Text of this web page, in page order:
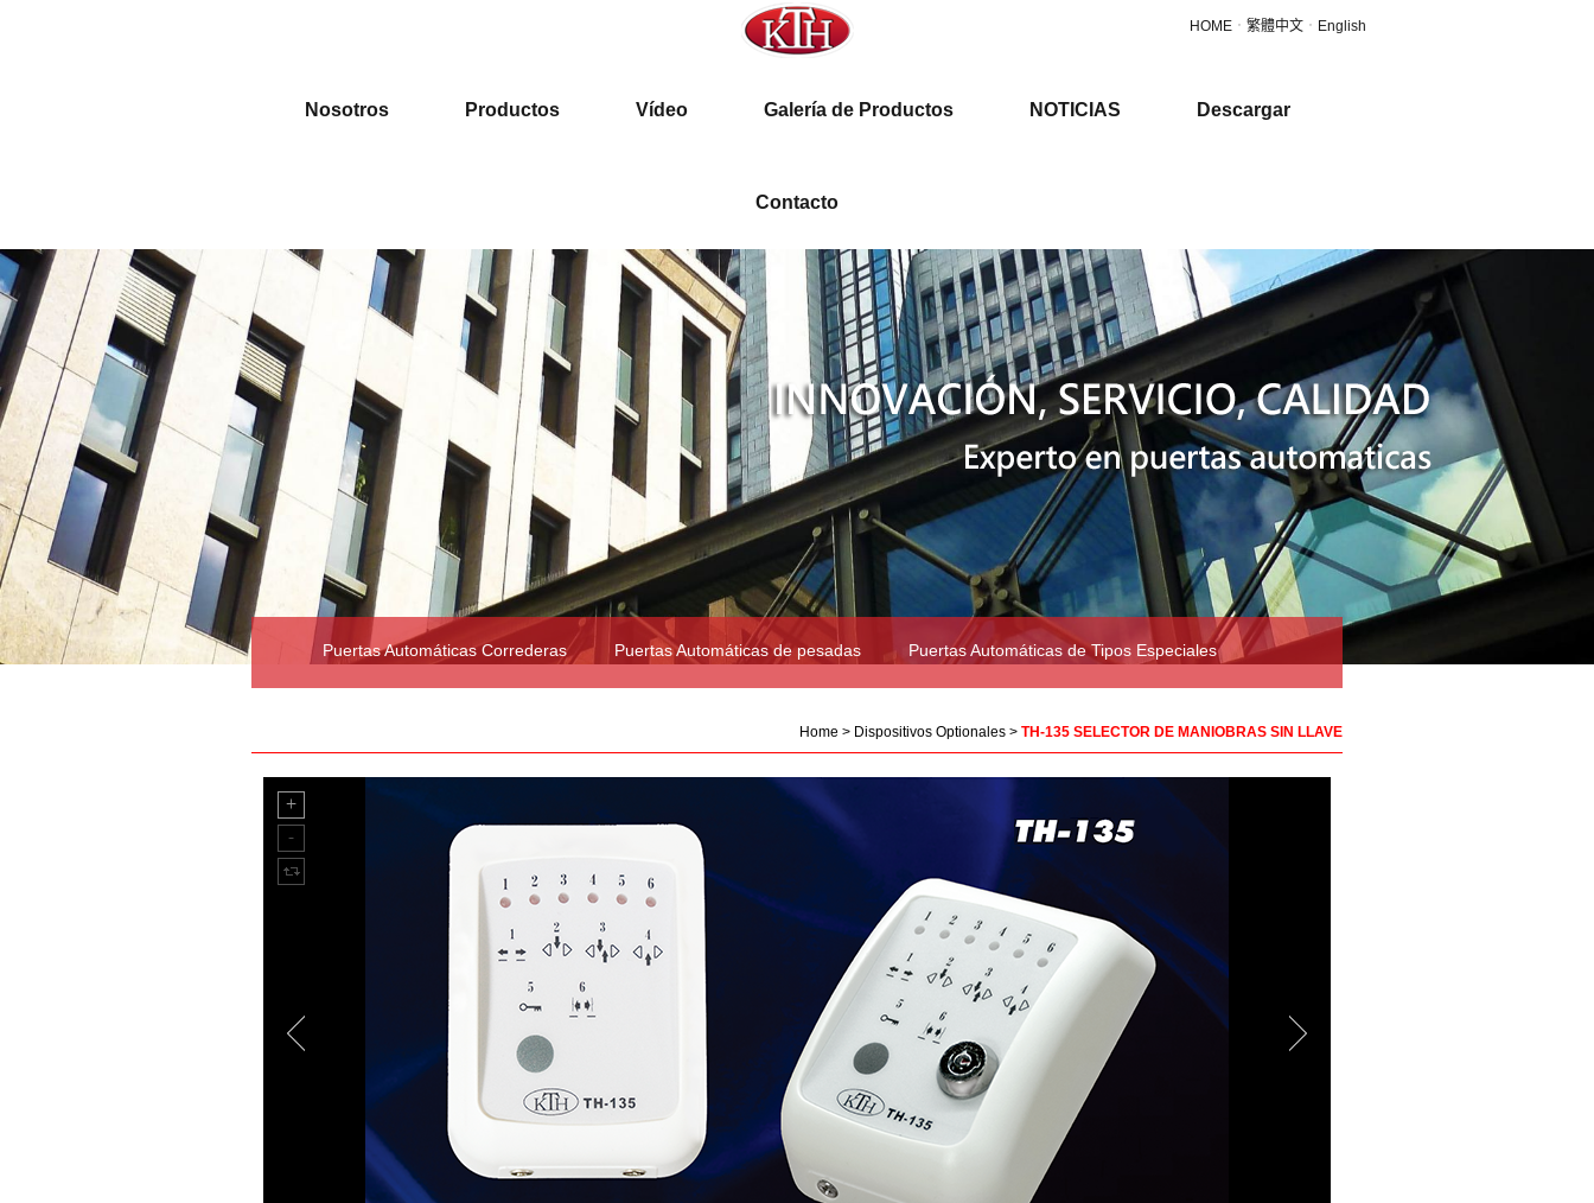
TH-135 SELECTOR DE MANIOBRAS SIN LLAVE HOME ． 繁體中文 ． English
Nosotros Productos Vídeo Galería de Productos NOTICIAS Descargar
Contacto
Puertas Automáticas Correderas Puertas Automáticas de pesadas Puertas Automáticas de Tipos Especiales
Home > Dispositivos Optionales > TH-135 SELECTOR DE MANIOBRAS SIN LLAVE